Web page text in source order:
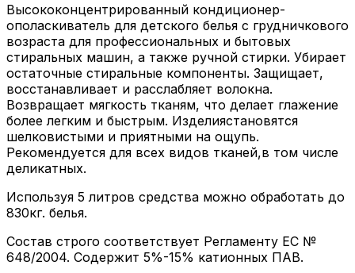
Высококонцентрированный кондиционер-
ополаскиватель для детского белья с грудничкового
возраста для профессиональных и бытовых
стиральных машин, а также ручной стирки. Убирает
остаточные стиральные компоненты. Защищает,
восстанавливает и расслабляет волокна.
Возвращает мягкость тканям, что делает глажение
более легким и быстрым. Изделиястановятся
шелковистыми и приятными на ощупь.
Рекомендуется для всех видов тканей,в том числе
деликатных.
Используя 5 литров средства можно обработать до
830кг. белья.
Состав строго соответствует Регламенту ЕС №
648/2004. Содержит 5%-15% катионных ПАВ.